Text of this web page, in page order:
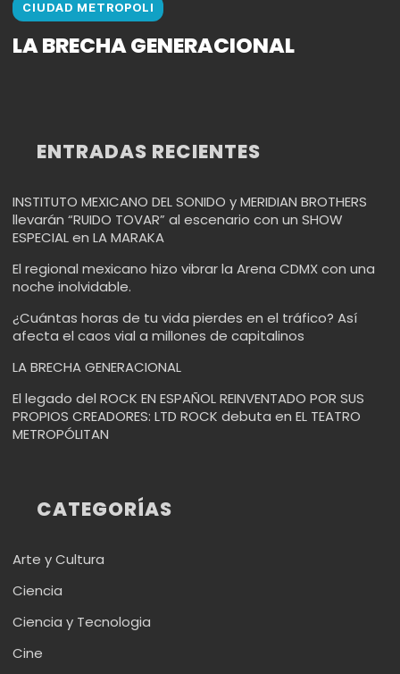
CIUDAD METROPOLI
LA BRECHA GENERACIONAL
ENTRADAS RECIENTES
INSTITUTO MEXICANO DEL SONIDO y MERIDIAN BROTHERS
llevarán “RUIDO TOVAR” al escenario con un SHOW
ESPECIAL en LA MARAKA
El regional mexicano hizo vibrar la Arena CDMX con una
noche inolvidable.
¿Cuántas horas de tu vida pierdes en el tráfico? Así
afecta el caos vial a millones de capitalinos
LA BRECHA GENERACIONAL
El legado del ROCK EN ESPAÑOL REINVENTADO POR SUS
PROPIOS CREADORES: LTD ROCK debuta en EL TEATRO
METROPÓLITAN
CATEGORÍAS
Arte y Cultura
Ciencia
Ciencia y Tecnologia
Cine